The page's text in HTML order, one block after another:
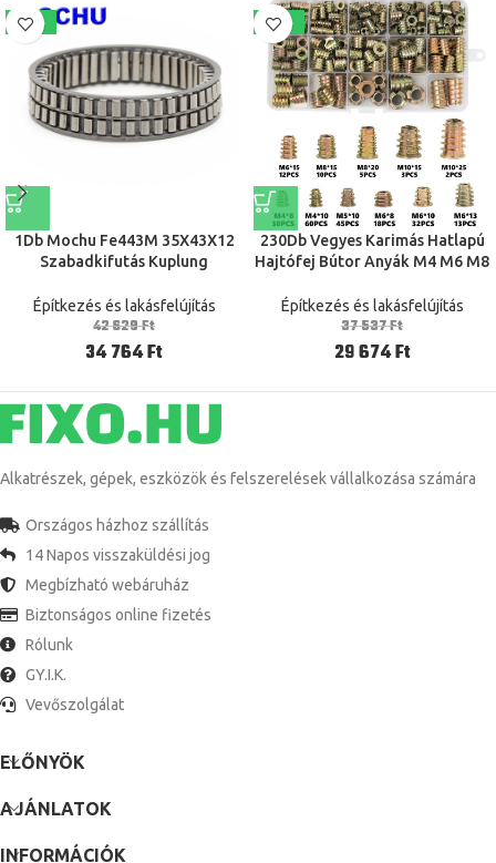
-18%
1Db Mochu Fe443M 35X43X12
Szabadkifutás Kuplung
Tengelykapcsoló One Direction
Szabadkifutás Bearing
Építkezés és lakásfelújítás
42 629Ft
34 764Ft
-21%
230Db Vegyes Karimás Hatlapú
Hajtófej Bútor Anyák M4 M6 M8
Anyához
Építkezés és lakásfelújítás
37 537Ft
29 674Ft
Alkatrészek, gépek, eszközök és felszerelések vállalkozása számára
Országos házhoz szállítás
14 Napos visszaküldési jog
Megbízható webáruház
Biztonságos online fizetés
Rólunk
GY.I.K.
Vevőszolgálat
ELŐNYÖK
AJÁNLATOK
INFORMÁCIÓK